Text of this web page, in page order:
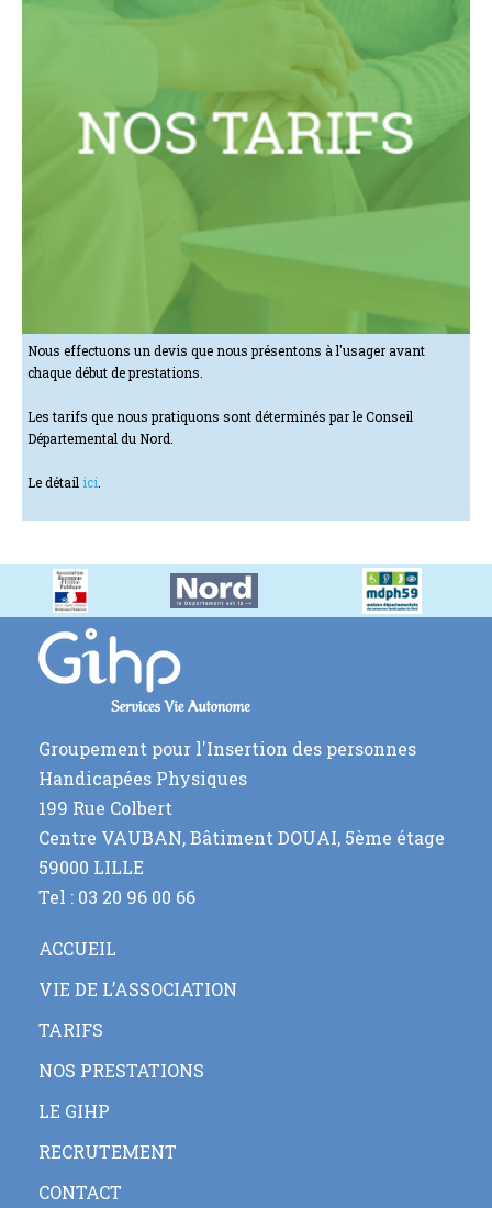
Nous effectuons un devis que nous présentons à l'usager avant
chaque début de prestations.
Les tarifs que nous pratiquons sont déterminés par le Conseil
Départemental du Nord.
Le détail ici.
Groupement pour l'Insertion des personnes
Handicapées Physiques
199 Rue Colbert
Centre VAUBAN, Bâtiment DOUAI, 5ème étage
59000 LILLE
Tel : 03 20 96 00 66
ACCUEIL
VIE DE L’ASSOCIATION
TARIFS
NOS PRESTATIONS
LE GIHP
RECRUTEMENT
CONTACT